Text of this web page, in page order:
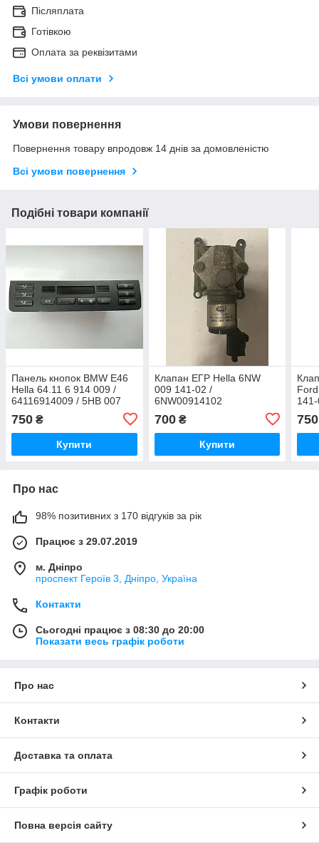
Післяплата
Готівкою
Оплата за реквізитами
Всі умови оплати
Умови повернення
Повернення товару впродовж 14 днів за домовленістю
Всі умови повернення
Подібні товари компанії
Панель кнопок BMW E46
Hella 64.11 6 914 009 /
64116914009 / 5HB 007
750 ₴
Купити
Клапан ЕГР Hella 6NW
009 141-02 /
6NW00914102
700₴
Купити
750
Про нас
98% позитивних з 170 відгуків за рік
Працює з 29.07.2019
м. Дніпро
проспект Героїв 3, Дніпро, Україна
Контакти
Сьогодні працює з 08:30 до 20:00
Показати весь графік роботи
Про нас
Контакти
Доставка та оплата
Графік роботи
Повна версія сайту